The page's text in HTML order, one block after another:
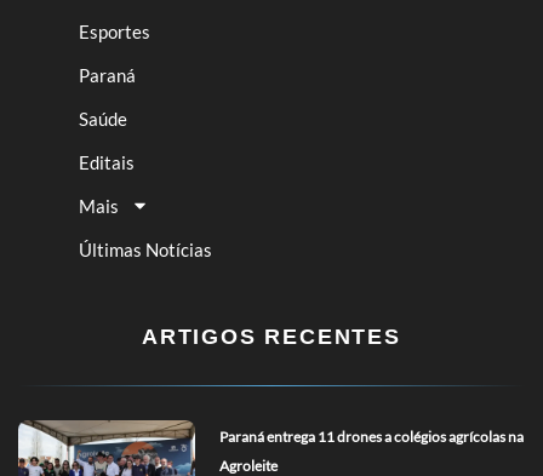
Esportes
Paraná
Saúde
Editais
Mais
Últimas Notícias
ARTIGOS RECENTES
Paraná entrega 11 drones a colégios agrícolas na
Agroleite